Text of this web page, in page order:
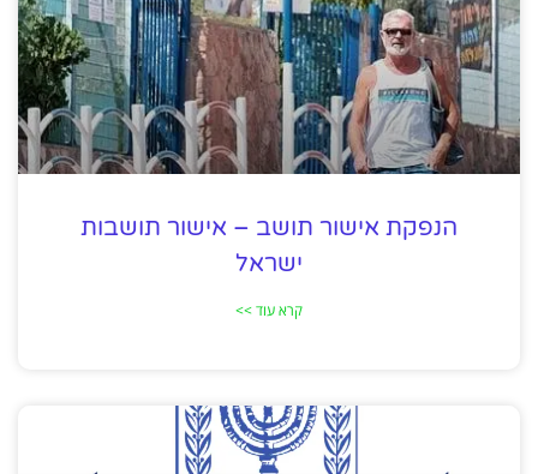
הנפקת אישור תושב – אישור תושבות
ישראל
קרא עוד >>